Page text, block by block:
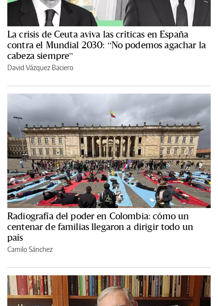
La crisis de Ceuta aviva las críticas en España
contra el Mundial 2030: “No podemos agachar la
cabeza siempre”
David Vázquez Baciero
Radiografía del poder en Colombia: cómo un
centenar de familias llegaron a dirigir todo un
país
Camilo Sánchez